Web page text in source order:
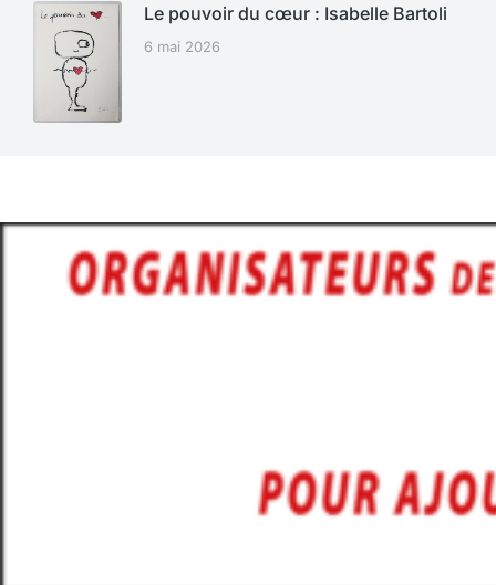
Le pouvoir du cœur : Isabelle Bartoli
6 mai 2026